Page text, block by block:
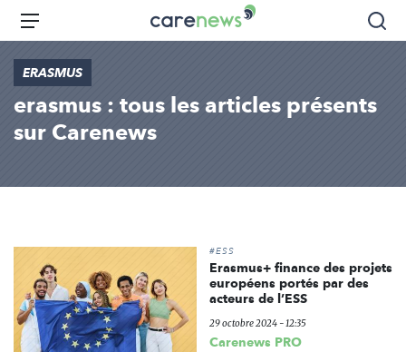
Aller
principal
Carenews,
Le
acteurs
l'engagement
Menu
ERASMUS
erasmus : tous les articles présents
sur Carenews
#ESS
Erasmus+ finance des projets
européens portés par des
acteurs de l’ESS
29 octobre 2024 - 12:35
Carenews PRO